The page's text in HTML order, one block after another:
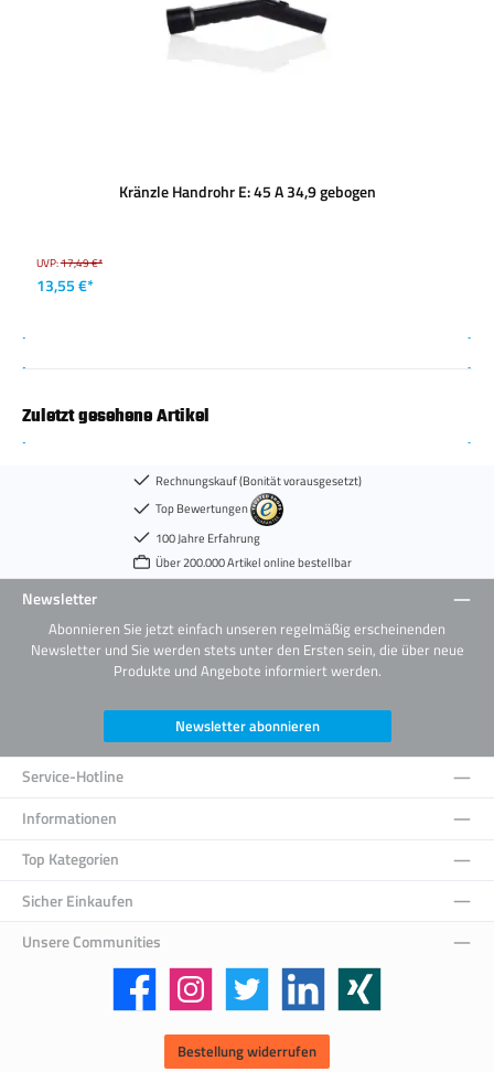
Kränzle Handrohr E: 45 A 34,9 gebogen
UVP:17,49 €*
13,55 €*
Zuletzt gesehene Artikel
Rechnungskauf (Bonität vorausgesetzt)
Top Bewertungen
100 Jahre Erfahrung
Über 200.000 Artikel online bestellbar
Newsletter
Abonnieren Sie jetzt einfach unseren regelmäßig erscheinenden
Newsletter und Sie werden stets unter den Ersten sein, die über neue
Produkte und Angebote informiert werden.
Newsletter abonnieren
Service-Hotline
Informationen
Top Kategorien
Sicher Einkaufen
Unsere Communities
Facebook Instagram Twitter LinkedIn Xing
Bestellung widerrufen